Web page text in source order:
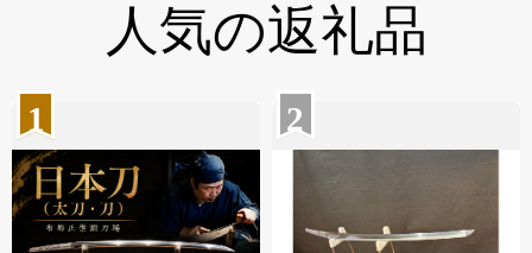
人気の返礼品
1 2